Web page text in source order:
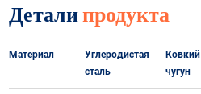
Деталипродукта
Материал
Углеродистая
сталь
Ковкий
чугун